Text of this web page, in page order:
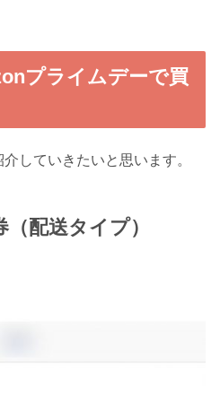
プライムデーで買
していきたいと思います。
配送タイプ）